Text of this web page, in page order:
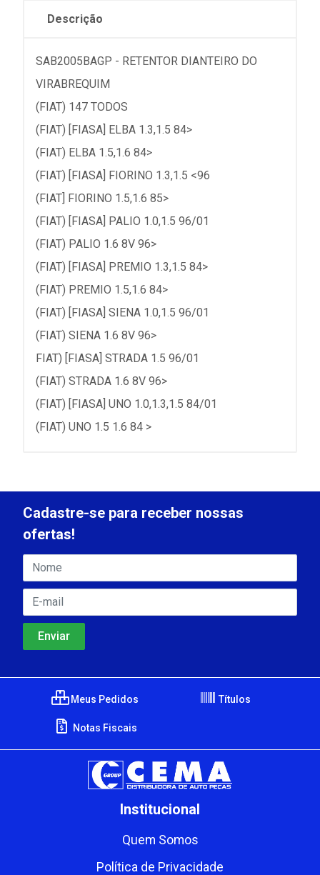
Descrição
SAB2005BAGP - RETENTOR DIANTEIRO DO
VIRABREQUIM
(FIAT) 147 TODOS
(FIAT) [FIASA] ELBA 1.3,1.5 84>
(FIAT) ELBA 1.5,1.6 84>
(FIAT) [FIASA] FIORINO 1.3,1.5 <96
(FIAT] FIORINO 1.5,1.6 85>
(FIAT) [FIASA] PALIO 1.0,1.5 96/01
(FIAT) PALIO 1.6 8V 96>
(FIAT) [FIASA] PREMIO 1.3,1.5 84>
(FIAT) PREMIO 1.5,1.6 84>
(FIAT) [FIASA] SIENA 1.0,1.5 96/01
(FIAT) SIENA 1.6 8V 96>
FIAT) [FIASA] STRADA 1.5 96/01
(FIAT) STRADA 1.6 8V 96>
(FIAT) [FIASA] UNO 1.0,1.3,1.5 84/01
(FIAT) UNO 1.5 1.6 84 >
Cadastre-se para receber nossas
ofertas!
Meus Pedidos Títulos
Notas Fiscais
Institucional
Quem Somos
Política de Privacidade